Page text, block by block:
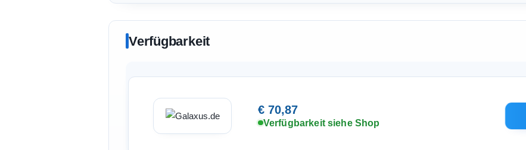
Verfügbarkeit
€ 70,87
Verfügbarkeit siehe Shop